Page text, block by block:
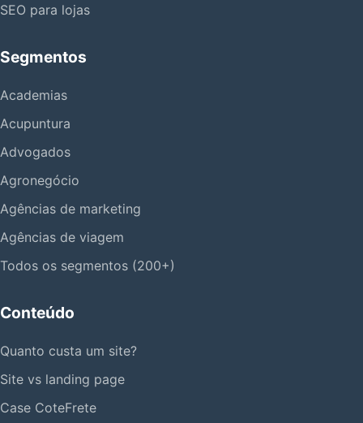
SEO para lojas
Segmentos
Academias
Acupuntura
Advogados
Agronegócio
Agências de marketing
Agências de viagem
Todos os segmentos (200+)
Conteúdo
Quanto custa um site?
Site vs landing page
Case CoteFrete